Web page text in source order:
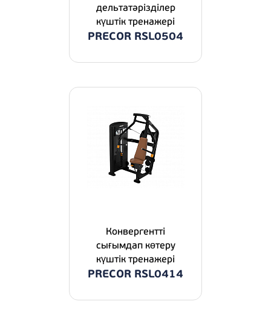
дельтатәрізділер
күштік тренажері
PRECOR RSL0504
Конвергентті
сығымдап көтеру
күштік тренажері
PRECOR RSL0414